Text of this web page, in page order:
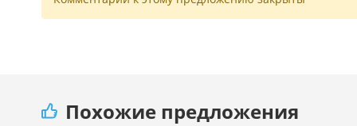
Похожие предложения